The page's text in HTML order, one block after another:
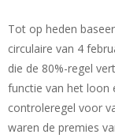
Tot op heden
circulaire van 4
die de 80%-regel
functie van het loon
controleregel voor
waren de premies